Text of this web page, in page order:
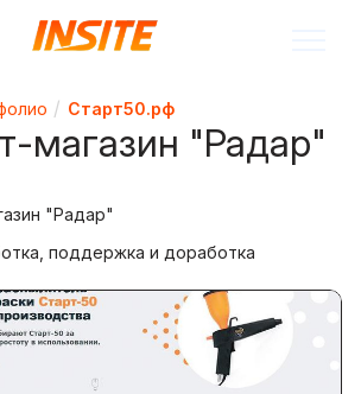
Старт50.рф
магазин "Радар"
"Радар"
поддержка и доработка